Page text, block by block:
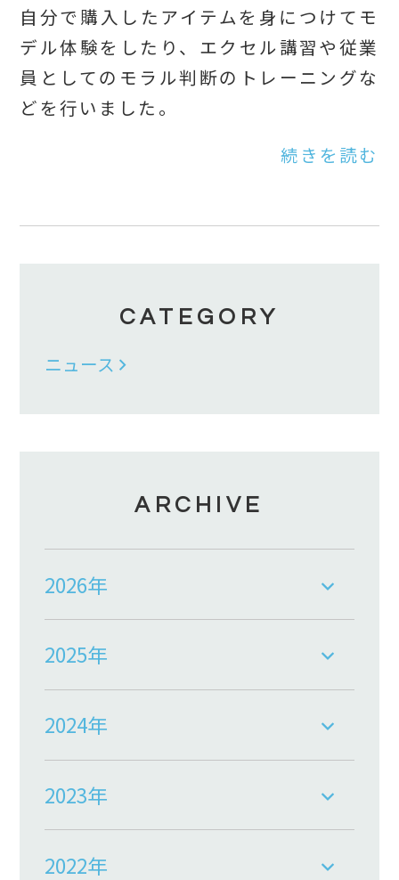
自分で購入したアイテムを身につけてモ
デル体験をしたり、エクセル講習や従業
員としてのモラル判断のトレーニングな
どを行いました。
続きを読む
CATEGORY
ニュース
ARCHIVE
2026年
2025年
2024年
2023年
2022年